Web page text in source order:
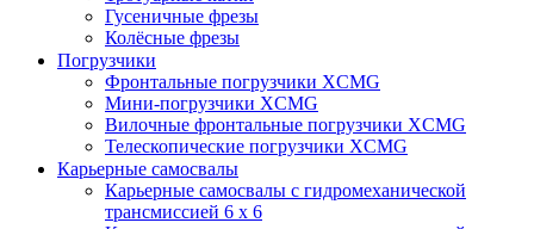
Гусеничные фрезы
Колёсные фрезы
Погрузчики
Фронтальные погрузчики XCMG
Мини-погрузчики XCMG
Вилочные фронтальные погрузчики XCMG
Телескопические погрузчики XCMG
Карьерные самосвалы
Карьерные самосвалы с гидромеханической
трансмиссией 6 х 6